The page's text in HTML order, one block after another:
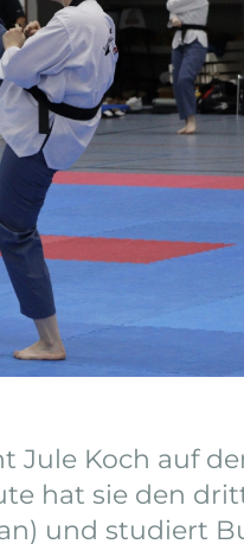
Jule Koch auf
hat sie den
und studiert